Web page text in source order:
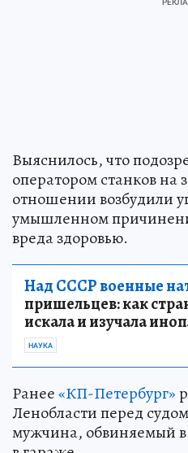
Выяснилось, что
оператором станков на
отношении возбудили
умышленном
вреда здоровью.
Над СССР военные
пришельцев: как
искала и изучала
НАУКА
Ранее«КП-Петербург»
Ленобласти перед
мужчина, обвиняемый в